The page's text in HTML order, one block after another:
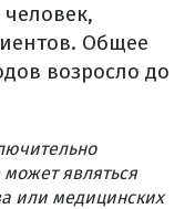
Общее
возросло до
являться
или медицинских